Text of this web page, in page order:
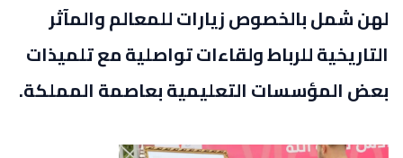
لهن شمل بالخصوص زيارات للمعالم والمآثر
التاريخية للرباط ولقاءات تواصلية مع تلميذات
بعض المؤسسات التعليمية بعاصمة المملكة.